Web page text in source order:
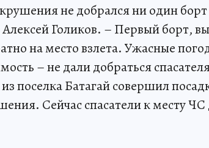
не добрался ни один борт
Голиков. – Первый борт,
на место взлета. Ужасные
– не дали добраться
поселка Батагай совершил
Сейчас спасатели к месту